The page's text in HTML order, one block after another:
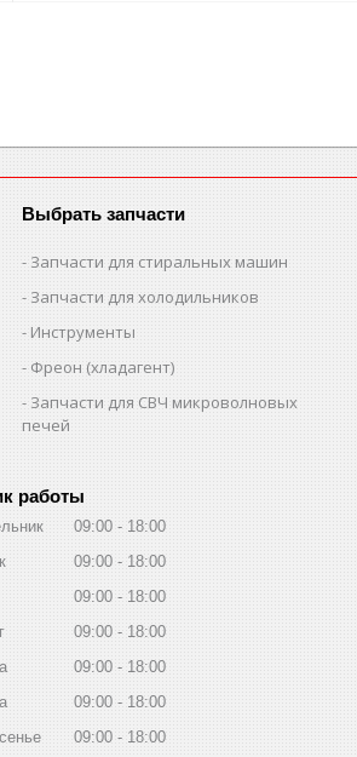
Выбрать запчасти
Запчасти для стиральных машин
Запчасти для холодильников
Инструменты
Фреон (хладагент)
Запчасти для СВЧ микроволновых
печей
работы
09:00
18:00
09:00
18:00
09:00
18:00
09:00
18:00
09:00
18:00
09:00
18:00
09:00 18:00